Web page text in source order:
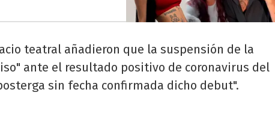
teatral añadieron que la suspensión de la
ante el resultado positivo de coronavirus del
sin fecha confirmada dicho debut".